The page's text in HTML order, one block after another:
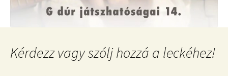
Kérdezz vagy szólj hozzá a leckéhez!